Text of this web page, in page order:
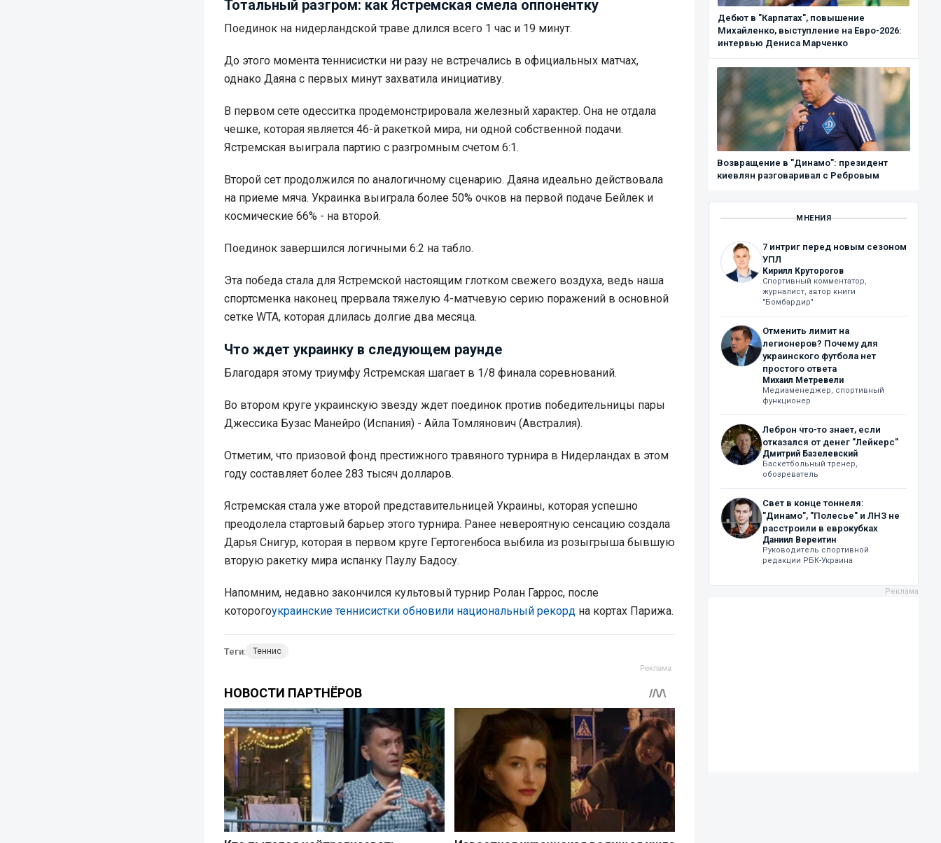
Тотальный разгром: как Ястремская смела оппонентку
Поединок на нидерландской траве длился всего 1 час и 19 минут.
До этого момента теннисистки ни разу не встречались в официальных матчах,
однако Даяна с первых минут захватила инициативу.
В первом сете одесситка продемонстрировала железный характер. Она не отдала
чешке, которая является 46-й ракеткой мира, ни одной собственной подачи.
Ястремская выиграла партию с разгромным счетом 6:1.
Второй сет продолжился по аналогичному сценарию. Даяна идеально действовала
на приеме мяча. Украинка выиграла более 50% очков на первой подаче Бейлек и
космические 66% - на второй.
Поединок завершился логичными 6:2 на табло.
Эта победа стала для Ястремской настоящим глотком свежего воздуха, ведь наша
спортсменка наконец прервала тяжелую 4-матчевую серию поражений в основной
сетке WTA, которая длилась долгие два месяца.
Что ждет украинку в следующем раунде
Благодаря этому триумфу Ястремская шагает в 1/8 финала соревнований.
Во втором круге украинскую звезду ждет поединок против победительницы пары
Джессика Бузас Манейро (Испания) - Айла Томлянович (Австралия).
Отметим, что призовой фонд престижного травяного турнира в Нидерландах в этом
году составляет более 283 тысяч долларов.
Ястремская стала уже второй представительницей Украины, которая успешно
преодолела стартовый барьер этого турнира. Ранее невероятную сенсацию создала
Дарья Снигур, которая в первом круге Гертогенбоса выбила из розыгрыша бывшую
вторую ракетку мира испанку Паулу Бадосу.
Напомним, недавно закончился культовый турнир Ролан Гаррос, после
которогоукраинские теннисистки обновили национальный рекорд на кортах Парижа.
Теги: Теннис
Дебют в "Карпатах", повышение
Михайленко, выступление на Евро-2026:
интервью Дениса Марченко
Возвращение в "Динамо": президент
киевлян разговаривал с Ребровым
МНЕНИЯ
7 интриг перед новым сезоном
УПЛ
Кирилл Круторогов
Спортивный комментатор,
журналист, автор книги
"Бомбардир"
Отменить лимит на
легионеров? Почему для
украинского футбола нет
простого ответа
Михаил Метревели
Медиаменеджер, спортивный
функционер
Леброн что-то знает, если
отказался от денег "Лейкерс"
Дмитрий Базелевский
Баскетбольный тренер,
обозреватель
Свет в конце тоннеля:
"Динамо", "Полесье" и ЛНЗ не
расстроили в еврокубках
Даниил Вереитин
Руководитель спортивной
редакции РБК-Украина